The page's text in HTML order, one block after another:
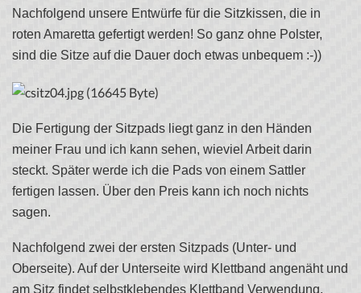
Nachfolgend unsere Entwürfe für die Sitzkissen, die in
roten Amaretta gefertigt werden! So ganz ohne Polster,
sind die Sitze auf die Dauer doch etwas unbequem :-))
Die Fertigung der Sitzpads liegt ganz in den Händen
meiner Frau und ich kann sehen, wieviel Arbeit darin
steckt. Später werde ich die Pads von einem Sattler
fertigen lassen. Über den Preis kann ich noch nichts
sagen.
Nachfolgend zwei der ersten Sitzpads (Unter- und
Oberseite). Auf der Unterseite wird Klettband angenäht und
am Sitz findet selbstklebendes Klettband Verwendung.